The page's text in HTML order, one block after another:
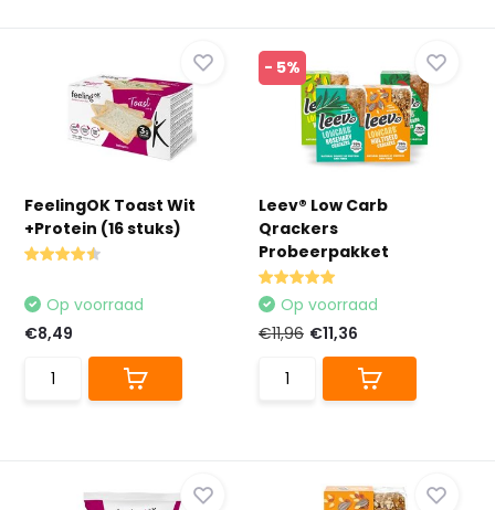
FeelingOK Toast Wit
+Protein (16 stuks)
Op voorraad
€8,49
- 5%
Leev® Low Carb
Qrackers
Probeerpakket
Op voorraad
€11,96 €11,36